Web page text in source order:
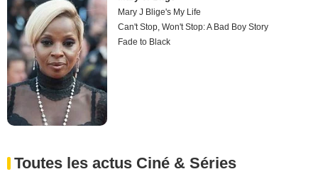
Mary J Blige's My Life
Can't Stop, Won't Stop: A Bad Boy Story
Fade to Black
Toutes les actus Ciné & Séries